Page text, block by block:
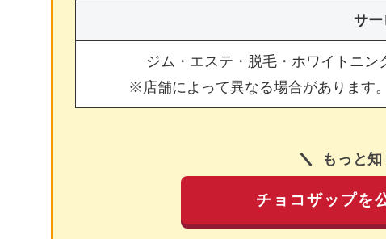
サー
ジム・エステ・脱毛・ホワイトニ
※店舗によって異なる場合があります
もっと知
チョコザップを